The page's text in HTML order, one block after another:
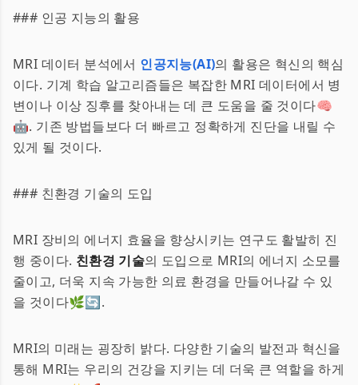
### 인공 지능의 활용
MRI 데이터 분석에서 인공지능(AI)의 활용은 혁신의 핵심
이다. 기계 학습 알고리즘들은 복잡한 MRI 데이터에서 병
변이나 이상 징후를 찾아내는 데 큰 도움을 줄 것이다🧠
🤖. 기존 방법들보다 더 빠르고 정확하게 진단을 내릴 수
있게 될 것이다.
### 친환경 기술의 도입
MRI 장비의 에너지 효율을 향상시키는 연구도 활발히 진
행 중이다. 친환경 기술의 도입으로 MRI의 에너지 소모를
줄이고, 더욱 지속 가능한 의료 환경을 만들어나갈 수 있
을 것이다🌿🔄.
MRI의 미래는 굉장히 밝다. 다양한 기술의 발전과 혁신을
통해 MRI는 우리의 건강을 지키는 데 더욱 큰 역할을 하게